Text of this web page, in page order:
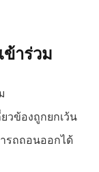
าร่วม
วข้องถูกยกเว้น
รถถอนออกได้